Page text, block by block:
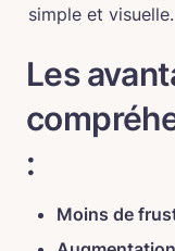
simple et visuelle.
Les
:
Moins de